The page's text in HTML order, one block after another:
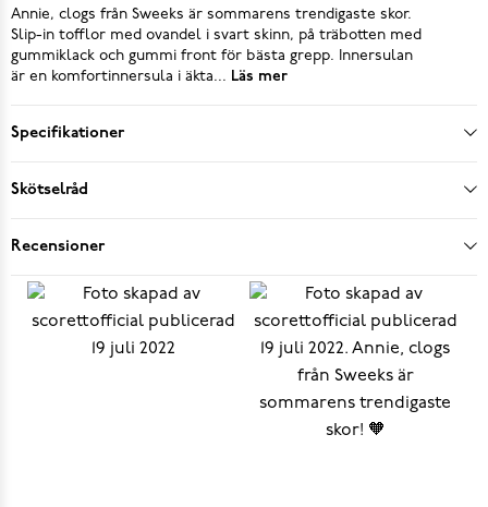
Annie, clogs från Sweeks är sommarens trendigaste skor.
Slip-in tofflor med ovandel i svart skinn, på träbotten med
gummiklack och gummi front för bästa grepp. Innersulan
är en komfortinnersula i äkta... Läs mer
Specifikationer
Skötselråd
Recensioner